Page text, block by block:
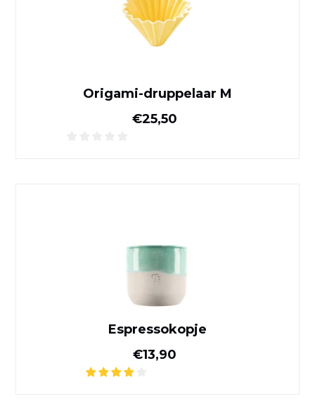
Origami-druppelaar M
Normale prijs
€25,50
Espressokopje
Normale prijs
€13,90